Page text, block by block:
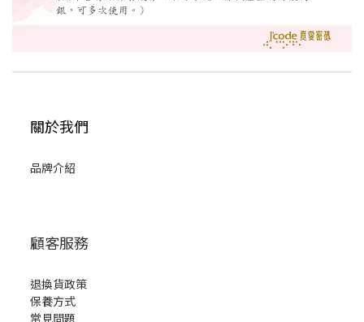
關於我們
品牌介紹
顧客服務
退換貨政策
保養方式
常見問題